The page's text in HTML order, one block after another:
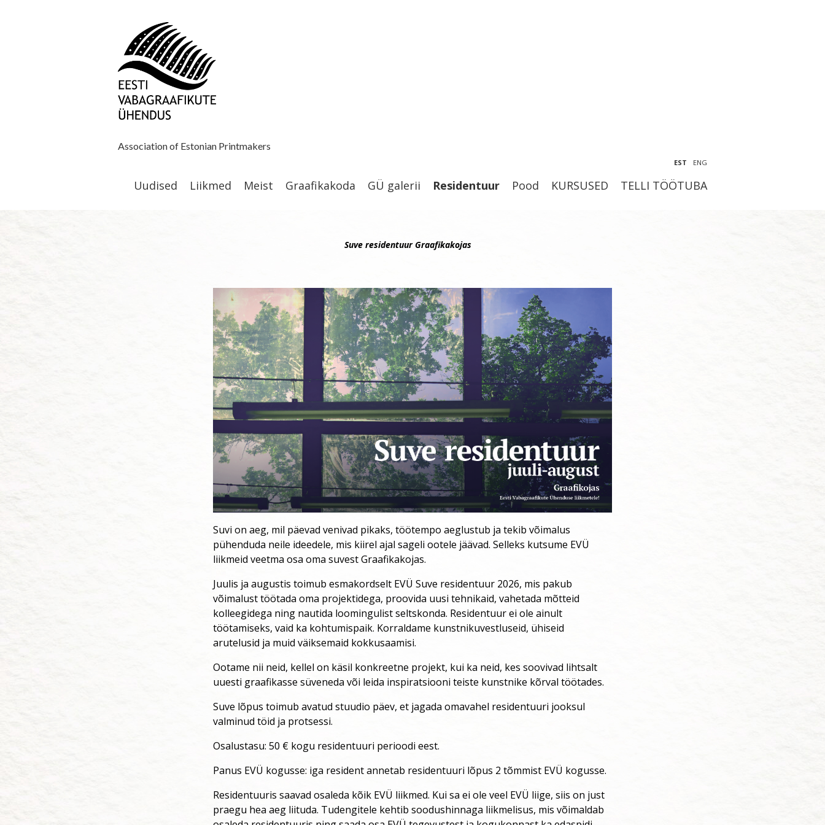
Association of Estonian Printmakers
EST ENG
Uudised Liikmed Meist Graafikakoda GÜ galerii Residentuur Pood KURSUSED TELLI TÖÖTUBA
Suve residentuur Graafikakojas
Suvi on aeg, mil päevad venivad pikaks, töötempo aeglustub ja tekib võimalus
pühenduda neile ideedele, mis kiirel ajal sageli ootele jäävad. Selleks kutsume EVÜ
liikmeid veetma osa oma suvest Graafikakojas.
Juulis ja augustis toimub esmakordselt EVÜ Suve residentuur 2026, mis pakub
võimalust töötada oma projektidega, proovida uusi tehnikaid, vahetada mõtteid
kolleegidega ning nautida loomingulist seltskonda. Residentuur ei ole ainult
töötamiseks, vaid ka kohtumispaik. Korraldame kunstnikuvestluseid, ühiseid
arutelusid ja muid väiksemaid kokkusaamisi.
Ootame nii neid, kellel on käsil konkreetne projekt, kui ka neid, kes soovivad lihtsalt
uuesti graafikasse süveneda või leida inspiratsiooni teiste kunstnike kõrval töötades.
Suve lõpus toimub avatud stuudio päev, et jagada omavahel residentuuri jooksul
valminud töid ja protsessi.
Osalustasu: 50 € kogu residentuuri perioodi eest.
Panus EVÜ kogusse: iga resident annetab residentuuri lõpus 2 tõmmist EVÜ kogusse.
Residentuuris saavad osaleda kõik EVÜ liikmed. Kui sa ei ole veel EVÜ liige, siis on just
praegu hea aeg liituda. Tudengitele kehtib soodushinnaga liikmelisus, mis võimaldab